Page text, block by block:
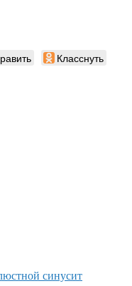
Класснуть
синусит